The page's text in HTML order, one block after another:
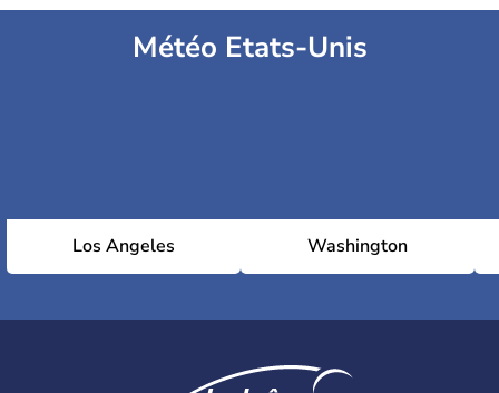
Météo Etats-Unis
Los Angeles Washington